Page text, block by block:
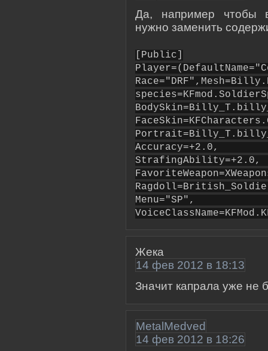
Да, например чтобы
нужно заменить
[Public]
Жека
14 фев 2012 в 18:13
Значит капрала уже не
MetalMedved
14 фев 2012 в 18:26